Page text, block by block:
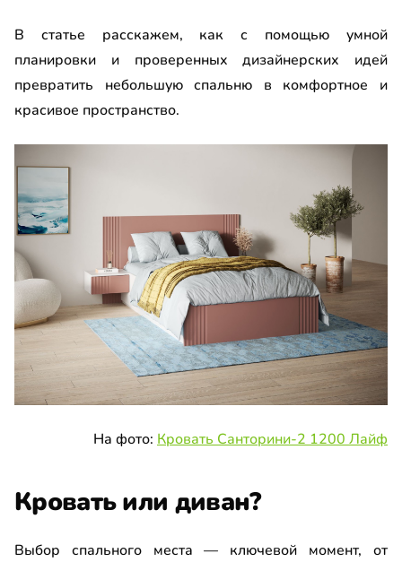
В статье расскажем, как с помощью умной
планировки и проверенных дизайнерских идей
превратить небольшую спальню в комфортное и
красивое пространство.
На фото: Кровать Санторини-2 1200 Лайф
Кровать или диван?
Выбор спального места — ключевой момент, от